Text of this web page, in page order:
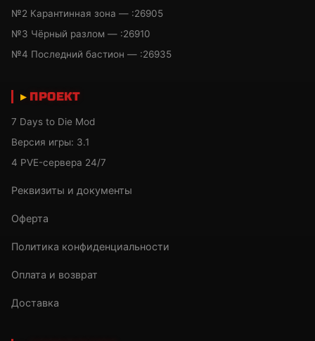
№2 Карантинная зона — :26905
№3 Чёрный разлом — :26910
№4 Последний бастион — :26935
ПРОЕКТ
7 Days to Die Mod
Версия игры: 3.1
4 PVE-сервера 24/7
Реквизиты и документы
Оферта
Политика конфиденциальности
Оплата и возврат
Доставка